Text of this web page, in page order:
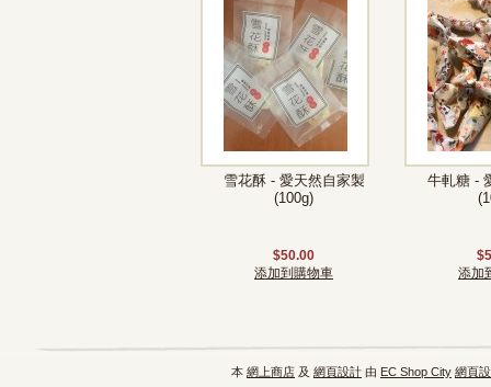
雪花酥 - 愛天然自家製
(100g)
$50.00
添加到購物車
牛軋糖 -
添加
本 網上商店 及 網頁設計 由 EC Shop City 網頁